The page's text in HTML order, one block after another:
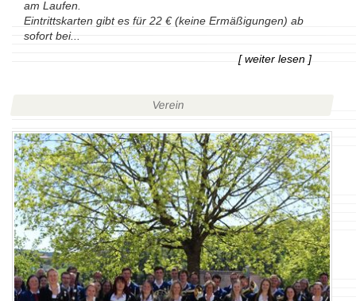
am Laufen.
Eintrittskarten gibt es für 22 € (keine Ermäßigungen) ab
sofort bei...
[ weiter lesen ]
Verein